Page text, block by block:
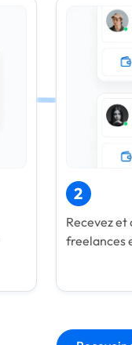
2
Recevez et
freelances